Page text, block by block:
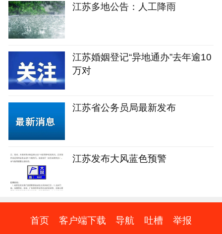
江苏多地公告：人工降雨
江苏婚姻登记“异地通办”去年逾10
万对
江苏省公务员局最新发布
江苏发布大风蓝色预警
首页 客户端下载 导航 吐槽 举报